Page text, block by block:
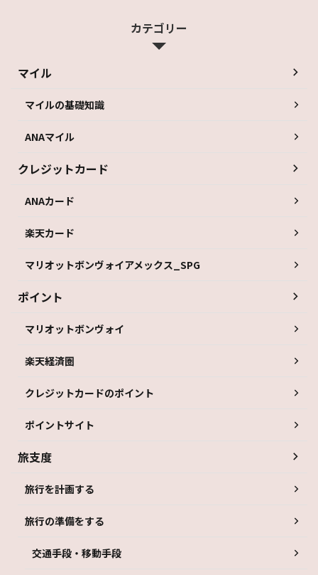
カテゴリー
マイル
マイルの基礎知識
ANAマイル
クレジットカード
ANAカード
楽天カード
マリオットボンヴォイアメックス_SPG
ポイント
マリオットボンヴォイ
楽天経済圏
クレジットカードのポイント
ポイントサイト
旅支度
旅行を計画する
旅行の準備をする
交通手段・移動手段